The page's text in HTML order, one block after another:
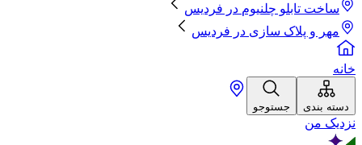
ساخت تابلو چلنیوم در فردیس
مهر و پلاک سازی در فردیس
خانه
دسته بندی جستوجو
نزدیک من